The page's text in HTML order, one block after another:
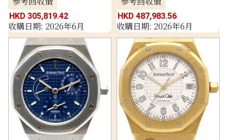
HKD 305,819.42
收購日期: 2026年6月
HKD 487,983.56
收購日期: 2026年6月